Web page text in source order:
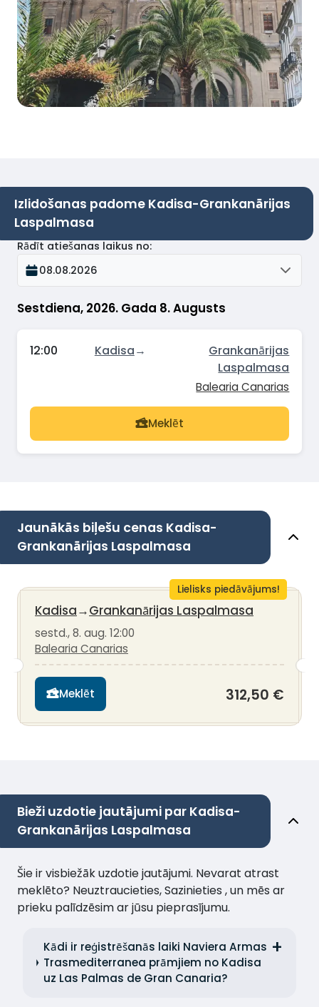
Izlidošanas padome Kadisa-Grankanārijas
Laspalmasa
Sestdiena, 2026. Gada 8. Augusts
Rādīt atiešanas laikus no:
08.08.2026
12:00 Kadisa→
Grankanārijas
Laspalmasa
Balearia Canarias
Meklēt
Jaunākās biļešu cenas Kadisa-
Grankanārijas Laspalmasa
Lielisks piedāvājums!
Kadisa→Grankanārijas Laspalmasa
sestd., 8. aug. 12:00
Balearia Canarias
Meklēt 312,50 €
Bieži uzdotie jautājumi par Kadisa-
Grankanārijas Laspalmasa
Šie ir visbiežāk uzdotie jautājumi. Nevarat atrast
meklēto? Neuztraucieties, Sazinieties , un mēs ar
prieku palīdzēsim ar jūsu pieprasījumu.
Kādi ir reģistrēšanās laiki Naviera Armas
Trasmediterranea prāmjiem no Kadisa
uz Las Palmas de Gran Canaria?